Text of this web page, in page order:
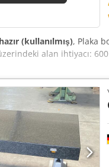
(kullanılmış), Plaka
alan ihtiyacı: 600